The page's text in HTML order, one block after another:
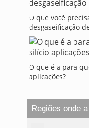
O que você
desgaseificação
O que é a para
aplicações?
Regiões onde